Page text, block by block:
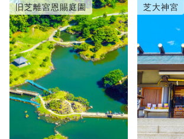
旧芝離宮恩賜庭園 芝大神宮